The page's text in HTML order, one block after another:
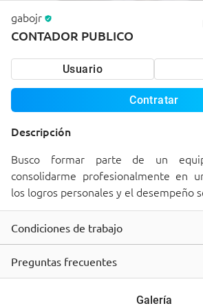
gabojr
CONTADOR PUBLICO
Usuario
Contratar
Descripción
Busco formar parte de un
consolidarme profesionalmente en
los logros personales y el desempeño
Condiciones de trabajo
Preguntas frecuentes
Galería